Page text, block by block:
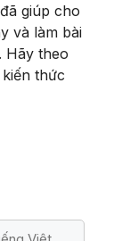
giúp cho
và làm bài
Hãy theo
thức